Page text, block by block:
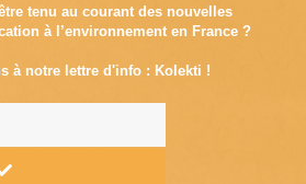
tenu au courant des nouvelles
à l’environnement en France ?
à notre lettre d'info : Kolekti !